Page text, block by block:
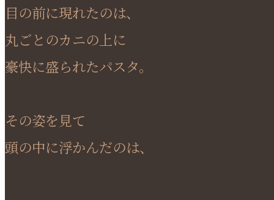
目の前に現れたのは、
丸ごとのカニの上に
豪快に盛られたパスタ。
その姿を見て
頭の中に浮かんだのは、